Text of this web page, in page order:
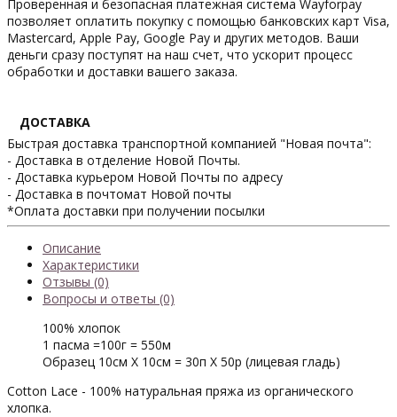
Проверенная и безопасная платежная система Wayforpay
позволяет оплатить покупку с помощью банковских карт Visa,
Mastercard, Apple Pay, Google Pay и других методов. Ваши
деньги сразу поступят на наш счет, что ускорит процесс
обработки и доставки вашего заказа.
ДОСТАВКА
Быстрая доставка транспортной компанией "Новая почта":
- Доставка в отделение Новой Почты.
- Доставка курьером Новой Почты по адресу
- Доставка в почтомат Новой почты
*Оплата доставки при получении посылки
Описание
Характеристики
Отзывы (0)
Вопросы и ответы (0)
100% хлопок
1 пасма =100г = 550м
Образец 10см Х 10см = 30п Х 50р (лицевая гладь)
Cotton Lace - 100% натуральная пряжа из органического
хлопка.